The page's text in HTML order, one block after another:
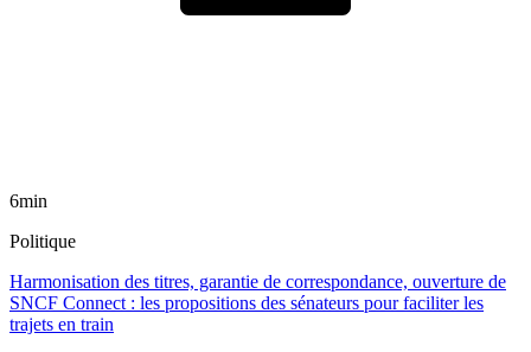
6min
Politique
Harmonisation des titres, garantie de correspondance, ouverture de
SNCF Connect : les propositions des sénateurs pour faciliter les
trajets en train